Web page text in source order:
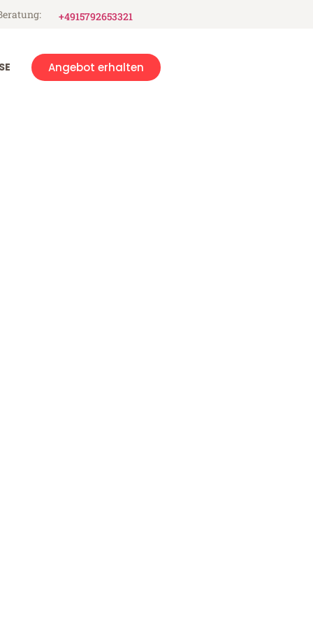
+4915792653321
Angebot erhalten